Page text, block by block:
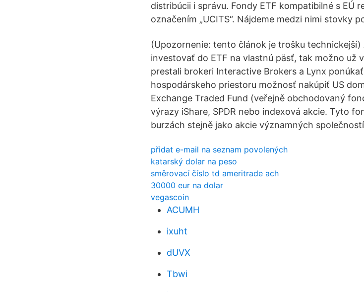
distribúcii i správu. Fondy ETF kompatibilné s EÚ
označením „UCITS“. Nájdeme medzi nimi stovky
(Upozornenie: tento článok je trošku technickejší)
investovať do ETF na vlastnú päsť, tak možno už
prestali brokeri Interactive Brokers a Lynx
hospodárskeho priestoru možnosť nakúpiť US
Exchange Traded Fund (veřejně obchodovaný
výrazy iShare, SPDR nebo indexová akcie. Tyto
burzách stejně jako akcie významných
přidat e-mail na seznam povolených
katarský dolar na peso
směrovací číslo td ameritrade ach
30000 eur na dolar
vegascoin
ACUMH
ixuht
dUVX
Tbwi